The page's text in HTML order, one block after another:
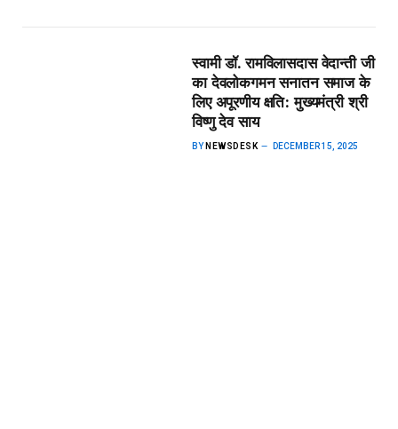
स्वामी डॉ. रामविलासदास वेदान्ती जी
का देवलोकगमन सनातन समाज के
लिए अपूरणीय क्षति: मुख्यमंत्री श्री
विष्णु देव साय
BY NEWSDESK DECEMBER 15, 2025